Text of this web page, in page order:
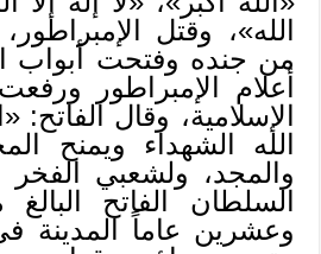
الله»، وقتل
من جنده وفتحت أبواب
أعلام الإمبراطور
الإسلامية، وقال الفاتح:
الله الشهداء ويمنح
والمجد، ولشعبي
السلطان الفاتح
وعشرين عاماً المدينة